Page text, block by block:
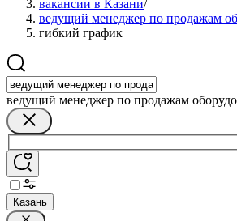
вакансии в Казани/
ведущий менеджер по продажам
гибкий график
ведущий менеджер по продажам
Казань